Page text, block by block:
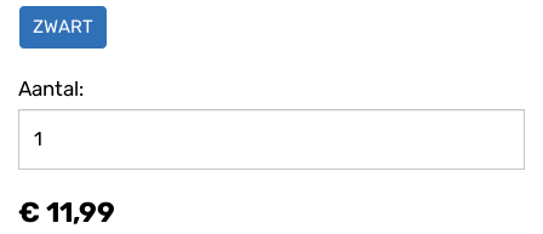
ZWART
Aantal:
€ 11,99